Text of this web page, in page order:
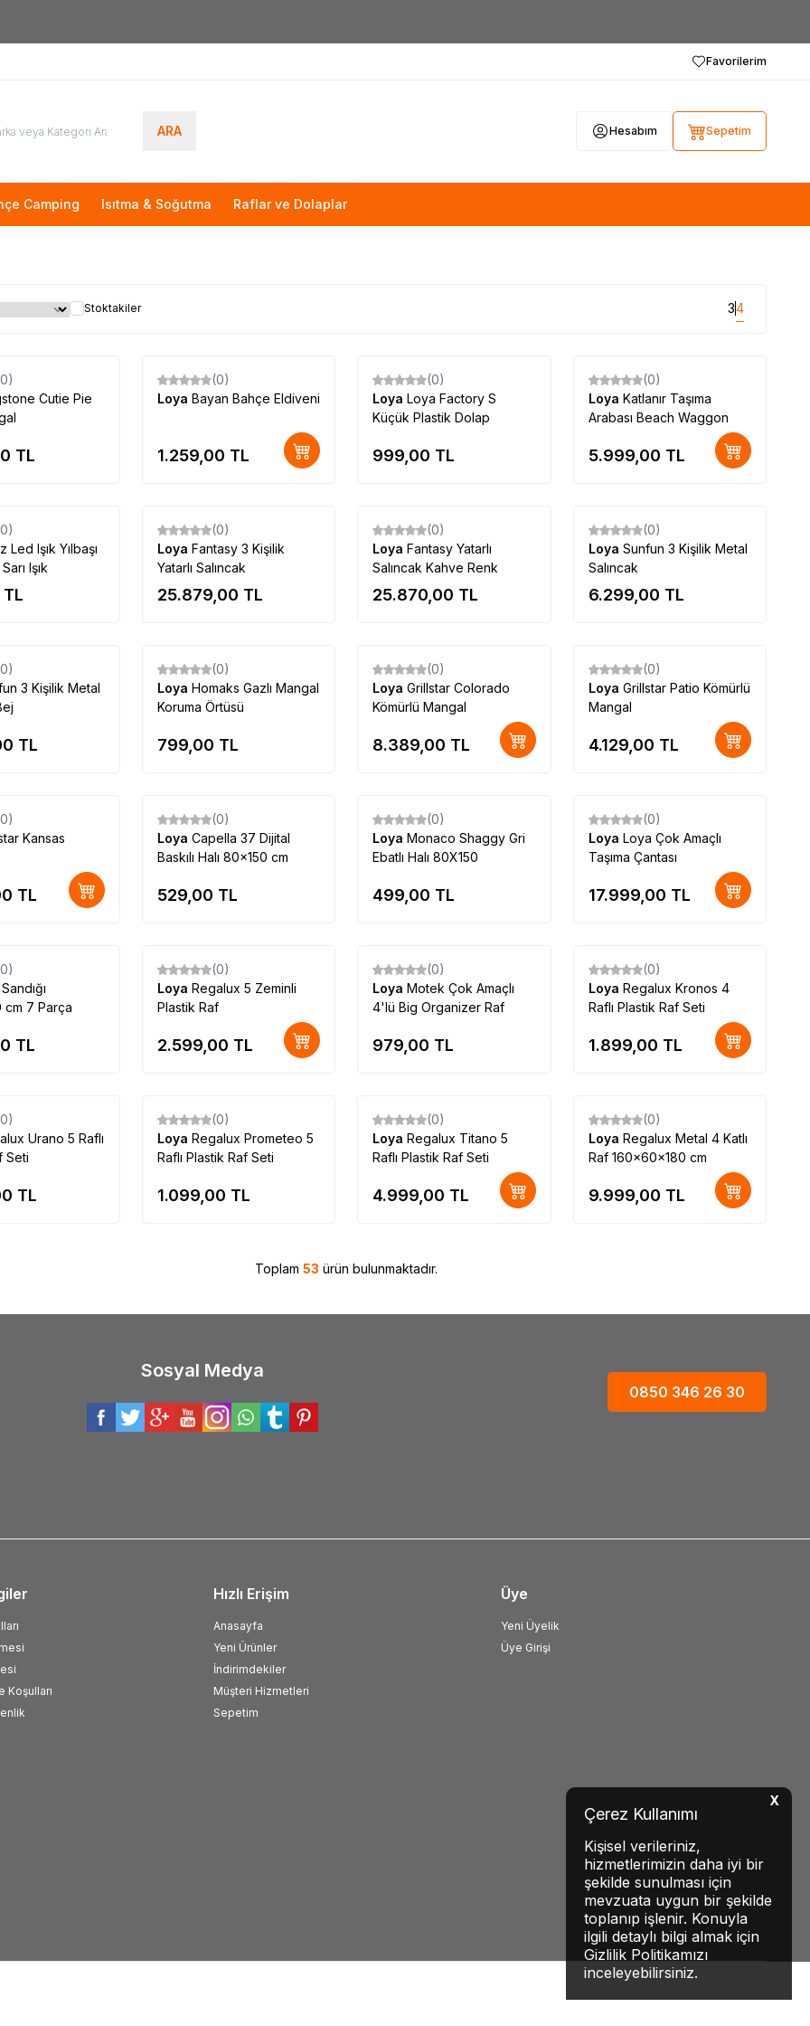
X
Çerez Kullanımı
Kişisel verileriniz,
hizmetlerimizin daha iyi bir
şekilde sunulması için
mevzuata uygun bir şekilde
toplanıp işlenir. Konuyla
ilgili detaylı bilgi almak için
Gizlilik Politikamızı
inceleyebilirsiniz.
Favorilerim
ARA Hesabım Sepetim
Camping Isıtma & Soğutma Raflar ve Dolaplar
Stoktakiler 34
Cutie Pie
TL
(0)
Loya Bayan Bahçe Eldiveni
1.259,00 TL
(0)
Loya Loya Factory S
Küçük Plastik Dolap
999,00 TL
(0)
Loya Katlanır Taşıma
Arabası Beach Waggon
5.999,00 TL
Led Işık Yılbaşı
Işık
TL
(0)
Loya Fantasy 3 Kişilik
Yatarlı Salıncak
25.879,00 TL
(0)
Loya Fantasy Yatarlı
Salıncak Kahve Renk
25.870,00 TL
(0)
Loya Sunfun 3 Kişilik Metal
Salıncak
6.299,00 TL
3 Kişilik Metal
TL
(0)
Loya Homaks Gazlı Mangal
Koruma Örtüsü
799,00 TL
(0)
Loya Grillstar Colorado
Kömürlü Mangal
8.389,00 TL
(0)
Loya Grillstar Patio Kömürlü
Mangal
4.129,00 TL
Kansas
TL
(0)
Loya Capella 37 Dijital
Baskılı Halı 80x150 cm
529,00 TL
(0)
Loya Monaco Shaggy Gri
Ebatlı Halı 80X150
499,00 TL
(0)
Loya Loya Çok Amaçlı
Taşıma Çantası
17.999,00 TL
7 Parça
TL
(0)
Loya Regalux 5 Zeminli
Plastik Raf
2.599,00 TL
(0)
Loya Motek Çok Amaçlı
4'lü Big Organizer Raf
979,00 TL
(0)
Loya Regalux Kronos 4
Raflı Plastik Raf Seti
1.899,00 TL
Urano 5 Raflı
Seti
TL
(0)
Loya Regalux Prometeo 5
Raflı Plastik Raf Seti
1.099,00 TL
(0)
Loya Regalux Titano 5
Raflı Plastik Raf Seti
4.999,00 TL
(0)
Loya Regalux Metal 4 Katlı
Raf 160x60x180 cm
9.999,00 TL
Toplam 53 ürün bulunmaktadır.
Sosyal Medya
0850 346 26 30
Koşulları
Hızlı Erişim
Anasayfa
Yeni Ürünler
İndirimdekiler
Müşteri Hizmetleri
Sepetim
Üye
Yeni Üyelik
Üye Girişi